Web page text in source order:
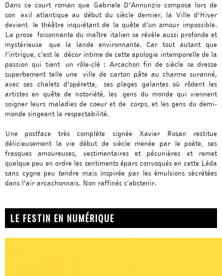
Dans ce court roman que Gabriele D’Annunzio composa lors de
son exil atlantique au début du siècle dernier, la Ville d’Hiver
devient le théâtre inquiétant de la quête d’un amour impossible.
La prose foisonnante du maître italien se révèle aussi profonde et
mystérieuse que la lande environnante. Car tout autant que
l’intrigue, c’est le décor intime de cette apologie intemporelle de la
passion qui tient un rôle-clé : Arcachon fin de siècle se dresse
superbement telle une ville de carton pâte au charme suranné,
avec ses chalets d’opérette, ses plages galantes où rôdent les
artistes en quête de notoriété, les gens du monde qui viennent
soigner leurs maladies de coeur et de corps, et les gens du demi-
monde singeant la respectabilité.
Une postface très complète signée Xavier Rosan restitue
délicieusement la vie début de siècle menée par le poète, ses
frasques amoureuses, vestimentaires et pécunières et remet
quelque peu en ordre les sentiments épars convoqués en cette Léda
sans cygne peu tendre mais inspirée par les émulsions sécrétées
dans l’air arcachonnais. Non raffinés s’abstenir.
LE FESTIN EN NUMÉRIQUE